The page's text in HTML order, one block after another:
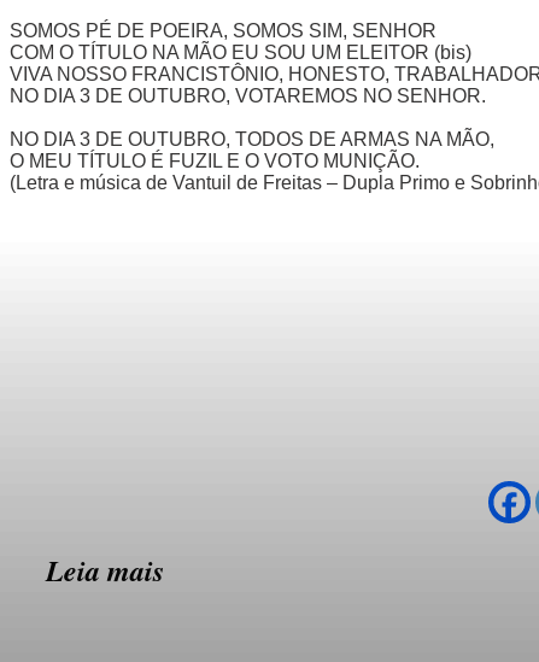
SOMOS PÉ DE POEIRA, SOMOS SIM, SENHOR
COM O TÍTULO NA MÃO EU SOU UM ELEITOR (bis)
VIVA NOSSO FRANCISTÔNIO, HONESTO,
NO DIA 3 DE OUTUBRO, VOTAREMOS NO SENHOR.
NO DIA 3 DE OUTUBRO, TODOS DE ARMAS NA MÃO,
O MEU TÍTULO É FUZIL E O VOTO MUNIÇÃO.
(Letra e música de Vantuil de Freitas – Dupla Primo e
Leia mais